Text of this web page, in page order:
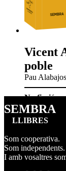
Vicent
poble
Pau Alabajos
No-ficció
SEMBRA
LLIBRES
Som cooperativa.
Som independents.
I amb vosaltres